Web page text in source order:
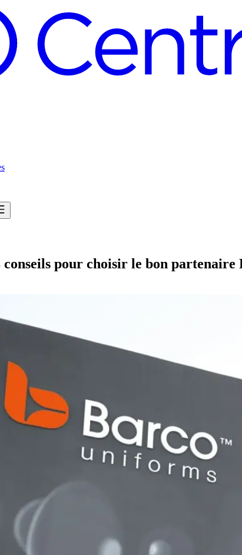
pour choisir le bon partenaire